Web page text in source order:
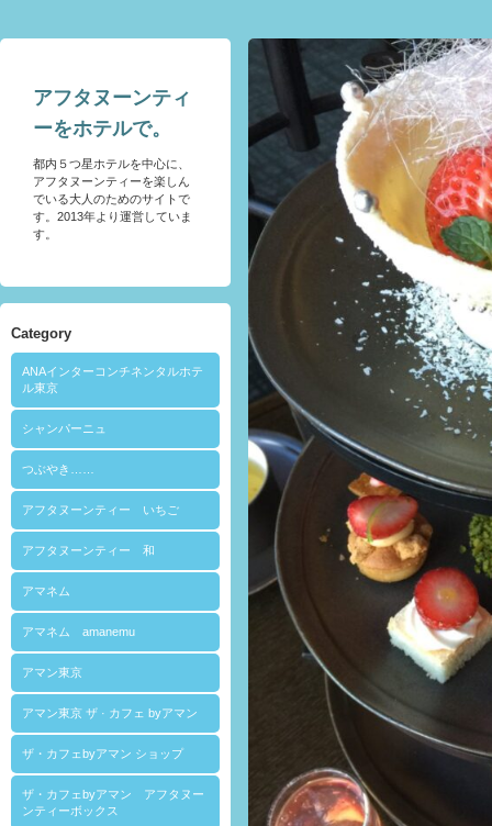
アフタヌーンティ
ーをホテルで。
都内５つ星ホテルを中心に、
アフタヌーンティーを楽しん
でいる大人のためのサイトで
す。2013年より運営していま
す。
Category
ANAインターコンチネンタルホテ
ル東京
シャンパーニュ
つぶやき……
アフタヌーンティー いちご
アフタヌーンティー 和
アマネム
アマネム amanemu
アマン東京
アマン東京 ザ · カフェ byアマン
ザ・カフェbyアマン ショップ
ザ・カフェbyアマン アフタヌー
ンティーボックス